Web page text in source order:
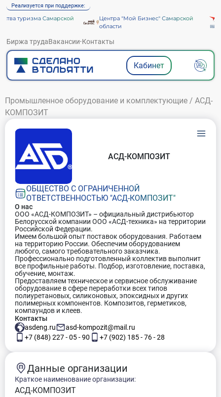
Реализуется при поддержке:
туризма Самарской
Центра "Мой Бизнес" Самарской
области
Биржа трудаВакансии·Контакты
Кабинет
Промышленное оборудование и комплектующие / АСД-
КОМПОЗИТ
ОБЩЕСТВО С ОГРАНИЧЕННОЙ
ОТВЕТСТВЕННОСТЬЮ "АСД-КОМПОЗИТ"
АСД-КОМПОЗИТ
О нас
ООО «АСД-КОМПОЗИТ» – официальный дистрибьютор
Белорусской компании ООО «АСД-техника» на территории
Российской Федерации.
Имеем большой опыт поставок оборудования. Работаем
на территорию России. Обеспечим оборудованием
любого, самого требовательного заказчика.
Профессионально подготовленный коллектив выполнит
все профильные работы. Подбор, изготовление, поставка,
обучение, монтаж.
Предоставляем техническое и сервисное обслуживание
оборудование в сфере переработки всех типов
полиуретановых, силиконовых, эпоксидных и других
полимерных компонентов. Композитов, герметиков,
компаундов и клеев.
Контакты
asdeng.ru
asd-kompozit@mail.ru
+7 (848) 227 - 05 - 90
+7 (902) 185 - 76 - 28
Данные организации
Краткое наименование организации:
АСД-КОМПОЗИТ